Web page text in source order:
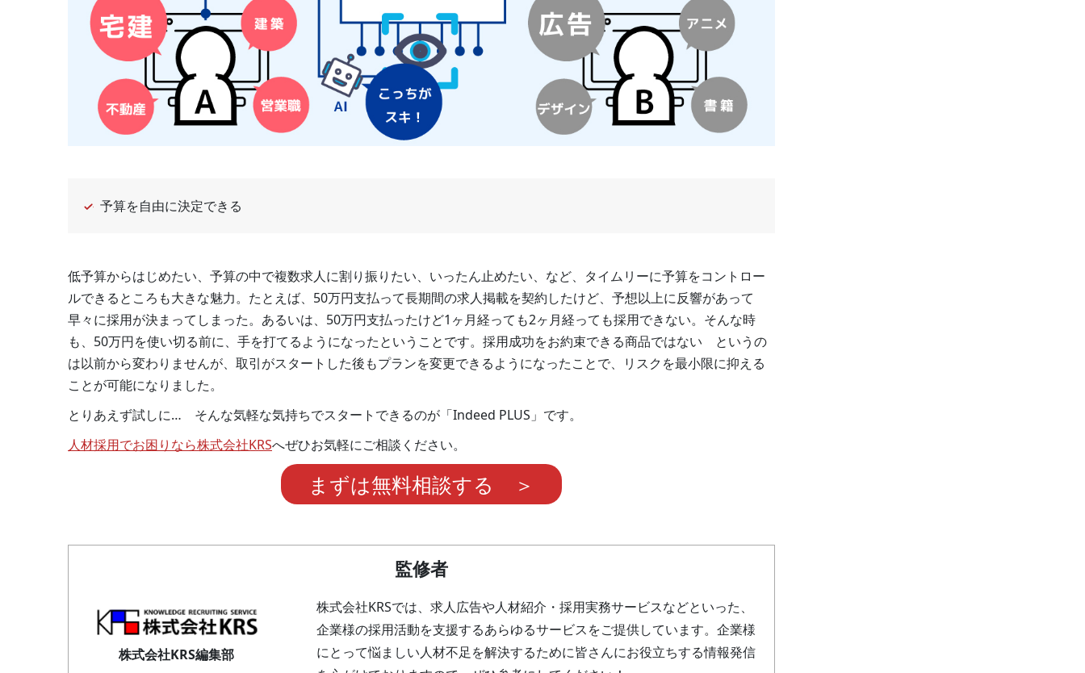
予算を自由に決定できる
低予算からはじめたい、予算の中で複数求人に割り振りたい、いったん止めたい、など、タイムリーに予算をコントロー
ルできるところも大きな魅力。たとえば、50万円支払って長期間の求人掲載を契約したけど、予想以上に反響があって
早々に採用が決まってしまった。あるいは、50万円支払ったけど1ヶ月経っても2ヶ月経っても採用できない。そんな時
も、50万円を使い切る前に、手を打てるようになったということです。採用成功をお約束できる商品ではない というの
は以前から変わりませんが、取引がスタートした後もプランを変更できるようになったことで、リスクを最小限に抑える
ことが可能になりました。
とりあえず試しに… そんな気軽な気持ちでスタートできるのが「Indeed PLUS」です。
人材採用でお困りなら株式会社KRSへぜひお気軽にご相談ください。
まずは無料相談する ＞
監修者
株式会社KRS編集部
株式会社KRSでは、求人広告や人材紹介・採用実務サービスなどといった、
企業様の採用活動を支援するあらゆるサービスをご提供しています。企業様
にとって悩ましい人材不足を解決するために皆さんにお役立ちする情報発信